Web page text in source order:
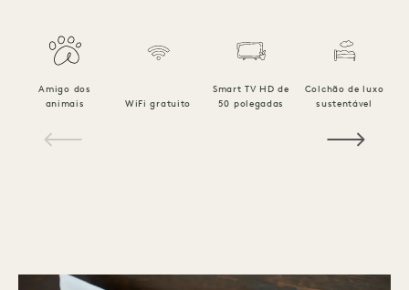
Amigo dos
animais
WiFi gratuito
Smart TV HD de
50 polegadas
Colchão de luxo
sustentável